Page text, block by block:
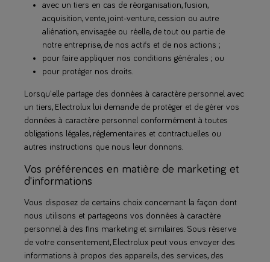
avec un tiers en cas de réorganisation, fusion,
acquisition, vente, joint-venture, cession ou autre
aliénation, envisagée ou réelle, de tout ou partie de
notre entreprise, de nos actifs et de nos actions ;
pour faire appliquer nos conditions générales ; ou
pour protéger nos droits.
Lorsqu'elle partage des données à caractère personnel avec
un tiers, Electrolux lui demande de protéger et de gérer vos
données à caractère personnel conformément à toutes
obligations légales, réglementaires et contractuelles ou
autres instructions que nous leur donnons.
Vos préférences en matière de marketing et
d'informations
Vous disposez de certains choix concernant la façon dont
nous utilisons et partageons vos données à caractère
personnel à des fins marketing et similaires. Sous réserve
de votre consentement, Electrolux peut vous envoyer des
informations à propos des appareils, des services, des